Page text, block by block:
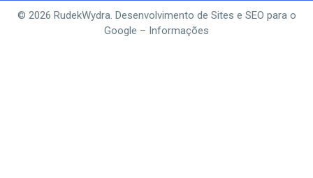
© 2026 RudekWydra. Desenvolvimento de Sites e SEO para o
Google – Informações